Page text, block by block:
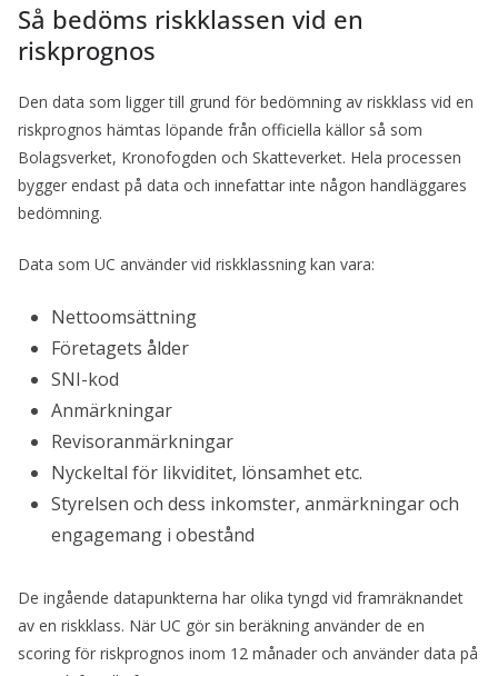
Så bedöms riskklassen vid en
riskprognos
Den data som ligger till grund för bedömning av riskklass vid en
riskprognos hämtas löpande från officiella källor så som
Bolagsverket, Kronofogden och Skatteverket. Hela processen
bygger endast på data och innefattar inte någon handläggares
bedömning.
Data som UC använder vid riskklassning kan vara:
Nettoomsättning
Företagets ålder
SNI-kod
Anmärkningar
Revisoranmärkningar
Nyckeltal för likviditet, lönsamhet etc.
Styrelsen och dess inkomster, anmärkningar och
engagemang i obestånd
De ingående datapunkterna har olika tyngd vid framräknandet
av en riskklass. När UC gör sin beräkning använder de en
scoring för riskprognos inom 12 månader och använder data på